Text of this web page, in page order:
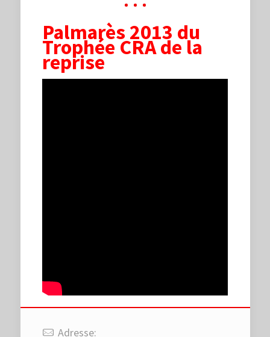
Palmarès 2013 du
Trophée CRA de la
reprise
Adresse: